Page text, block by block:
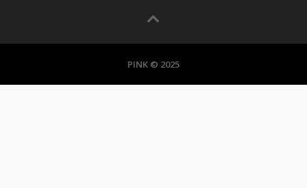
PINK © 2025